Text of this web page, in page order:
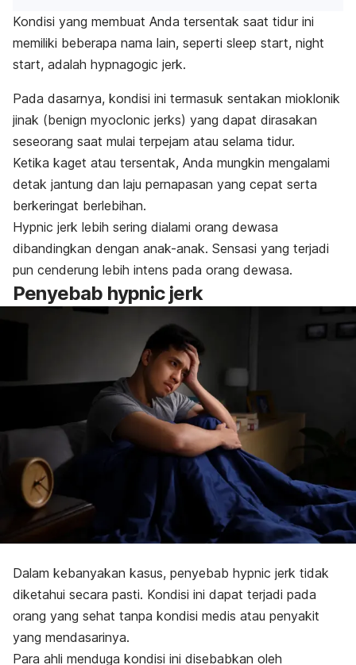
Kondisi yang membuat Anda tersentak saat tidur ini
memiliki beberapa nama lain, seperti sleep start, night
start, adalah hypnagogic jerk.
Pada dasarnya, kondisi ini termasuk sentakan mioklonik
jinak (benign myoclonic jerks) yang dapat dirasakan
seseorang saat mulai terpejam atau selama tidur.
Ketika kaget atau tersentak, Anda mungkin mengalami
detak jantung dan laju pernapasan yang cepat serta
berkeringat berlebihan.
Hypnic jerk lebih sering dialami orang dewasa
dibandingkan dengan anak-anak. Sensasi yang terjadi
pun cenderung lebih intens pada orang dewasa.
Penyebab hypnic jerk
Dalam kebanyakan kasus, penyebab hypnic jerk tidak
diketahui secara pasti. Kondisi ini dapat terjadi pada
orang yang sehat tanpa kondisi medis atau penyakit
yang mendasarinya.
Para ahli menduga kondisi ini disebabkan oleh